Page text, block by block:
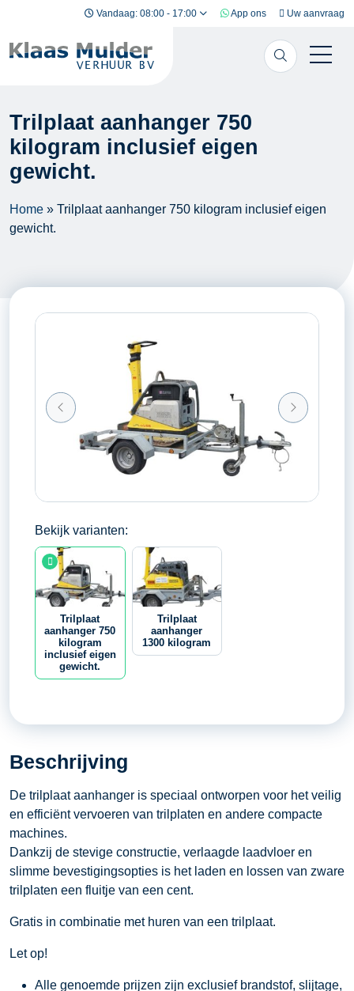
Ga naar inhoud Vandaag: 08:00 - 17:00 App ons Uw aanvraag
Trilplaat aanhanger 750
kilogram inclusief eigen
gewicht.
Home » Trilplaat aanhanger 750 kilogram inclusief eigen
gewicht.
Bekijk varianten:
Trilplaat
aanhanger 750
kilogram
inclusief eigen
gewicht.
Trilplaat
aanhanger
1300 kilogram
Beschrijving
De trilplaat aanhanger is speciaal ontworpen voor het veilig
en efficiënt vervoeren van trilplaten en andere compacte
machines.
Dankzij de stevige constructie, verlaagde laadvloer en
slimme bevestigingsopties is het laden en lossen van zware
trilplaten een fluitje van een cent.
Gratis in combinatie met huren van een trilplaat.
Let op!
Alle genoemde prijzen zijn exclusief brandstof, slijtage,